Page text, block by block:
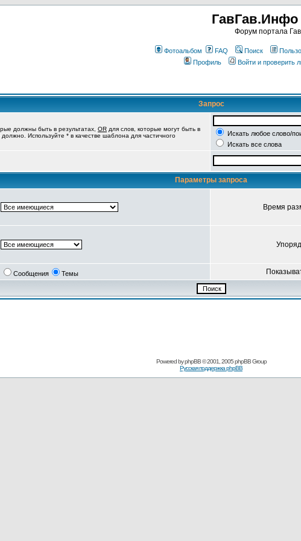
Форум портала
Фотоальбом FAQ Поиск
Профиль
Войти и проверить
Запрос
должны быть в результатах, OR для слов, которые могут быть в
Используйте * в качестве шаблона для частичного
Искать любое слово/
Искать все слова
Параметры запроса
Время
Сообщения Темы
Powered byphpBB© 2001, 2005 phpBB Group
Русская поддержка phpBB